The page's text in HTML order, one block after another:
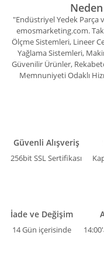
"Endüstriyel Yedek Parça
emosmarketing.com.
Ölçme Sistemleri, Lineer
Yağlama Sistemleri,
Güvenilir Ürünler,
Memnuniyeti Odaklı
Güvenli Alışveriş
256bit SSL Sertifikası
İade ve Değişim
14 Gün içerisinde